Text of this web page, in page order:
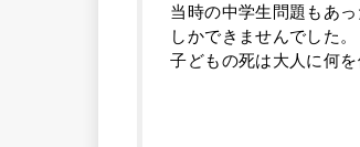
当時の中学生問題もあ
しかできませんでした。
子どもの死は大人に何